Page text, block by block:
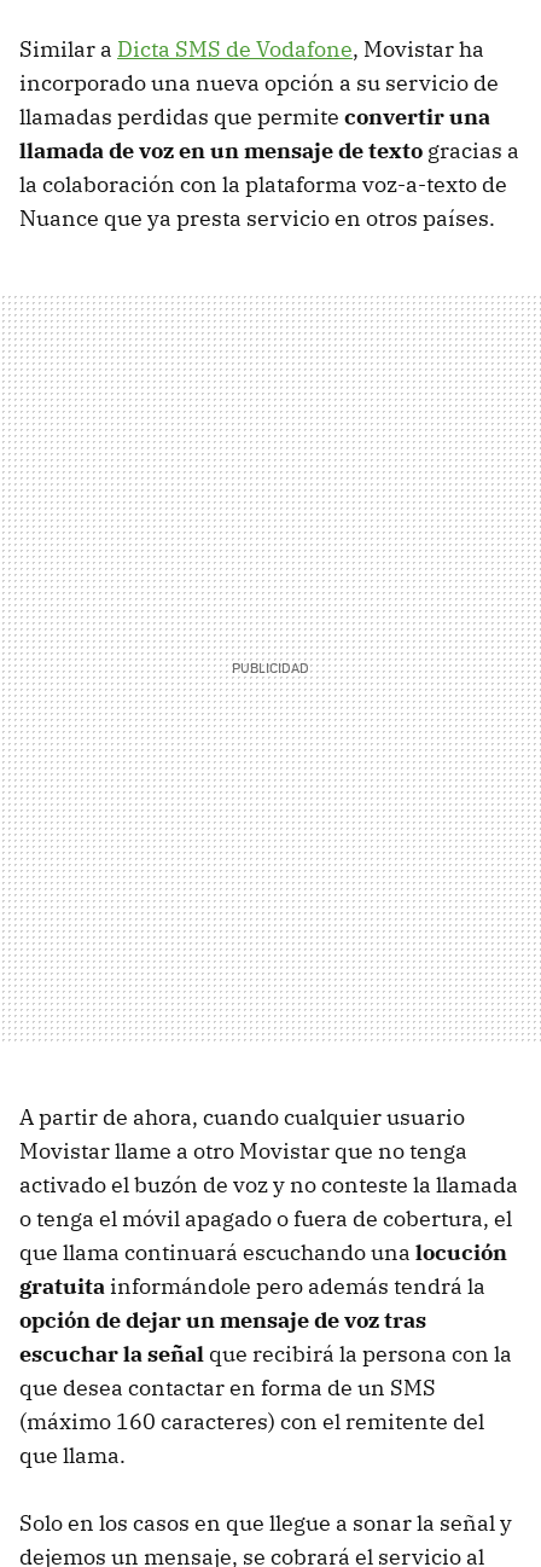
Similar a Dicta SMS de Vodafone, Movistar ha
incorporado una nueva opción a su servicio de
llamadas perdidas que permite convertir una
llamada de voz en un mensaje de texto gracias a
la colaboración con la plataforma voz-a-texto de
Nuance que ya presta servicio en otros países.
A partir de ahora, cuando cualquier usuario
Movistar llame a otro Movistar que no tenga
activado el buzón de voz y no conteste la llamada
o tenga el móvil apagado o fuera de cobertura, el
que llama continuará escuchando una locución
gratuita informándole pero además tendrá la
opción de dejar un mensaje de voz tras
escuchar la señal que recibirá la persona con la
que desea contactar en forma de un SMS
(máximo 160 caracteres) con el remitente del
que llama.
Solo en los casos en que llegue a sonar la señal y
dejemos un mensaje, se cobrará el servicio al